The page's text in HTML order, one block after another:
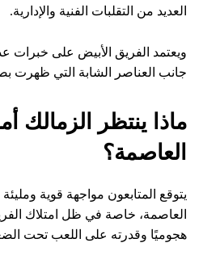
العديد من التقلبات الفنية والإدارية.
ويعتمد الفريق الأبيض على خبرات
جانب العناصر الشابة التي ظهرت
ماذا ينتظر الزمالك
العاصمة؟
يتوقع المتابعون مواجهة قوية ومليئة
العاصمة، خاصة في ظل امتلاك
هجوميًا وقدرته على اللعب تحت